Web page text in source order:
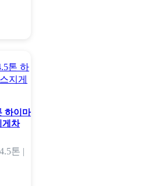
하이마
게차
4.5톤 |